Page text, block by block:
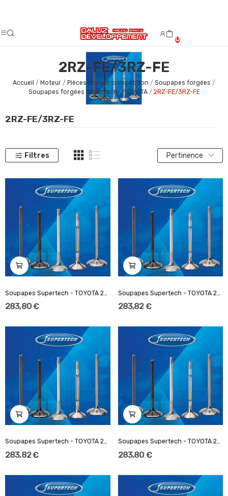
0
2RZ-FE/3RZ-FE
Accueil Moteur Pièces moteur compétition
Soupapes forgées
Soupapes forgées Supertech
TOYOTA 2RZ-FE/3RZ-FE
2RZ-FE/3RZ-FE
Filtres Pertinence
283,80 € 283,82 €
Soupapes Supertech - TOYOTA 2RZ-FE/3RZ-FE-...
283,82 €
Soupapes Supertech - TOYOTA 2RZ-FE/3RZ-FE-...
283,80 €